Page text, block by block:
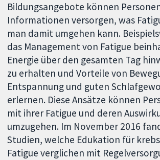
Bildungsangebote können
Informationen versorgen, was
man damit umgehen kann.
das Management von Fatigue
Energie über den gesamten Tag
zu erhalten und Vorteile von
Entspannung und guten
erlernen. Diese Ansätze können
mit ihrer Fatigue und deren
umzugehen. Im November 2016
Studien, welche Edukation für
Fatigue verglichen mit